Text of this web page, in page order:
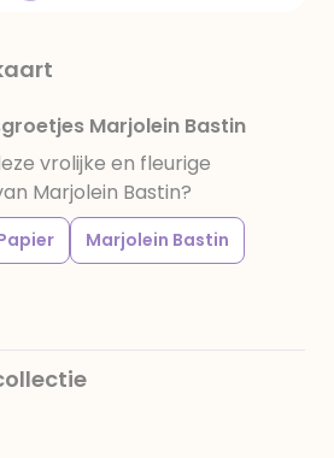
Marjolein Bastin
vrolijke en fleurige
Marjolein Bastin?
Marjolein Bastin